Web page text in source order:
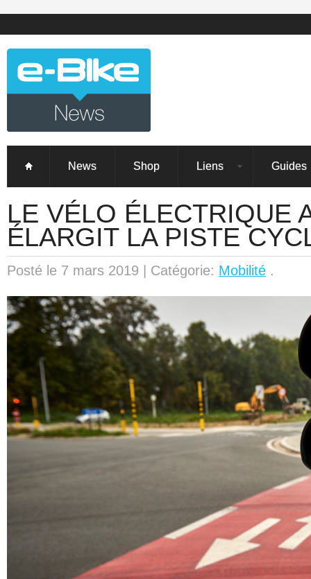
News Shop Liens Guides
LE VÉLO ÉLECTRIQUE
ÉLARGIT LA PISTE
Posté le 7 mars 2019 | Catégorie: Mobilité .